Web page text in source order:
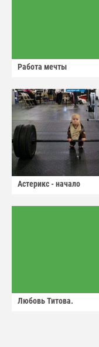
Работа мечты
Астерикс - начало
Любовь Титова.